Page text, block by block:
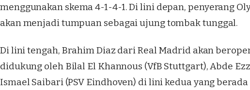
menggunakan skema 4-1-4-1. Di lini depan, penyerang
akan menjadi tumpuan sebagai ujung tombak tunggal.
Di lini tengah, Brahim Diaz dari Real Madrid akan
didukung oleh Bilal El Khannous (VfB Stuttgart), Abde
Ismael Saibari (PSV Eindhoven) di lini kedua yang